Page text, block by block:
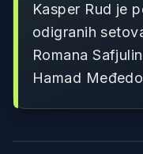
Kasper Rud je
odigranih
Romana
Hamad